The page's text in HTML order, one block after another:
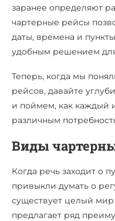
заранее определяют
чартерные рейсы
даты, времена и
удобным решением
Теперь, когда мы
рейсов, давайте
и поймем, как каждый
различным
Виды
Когда речь заходит о
привыкли думать о
существует целый
предлагает ряд